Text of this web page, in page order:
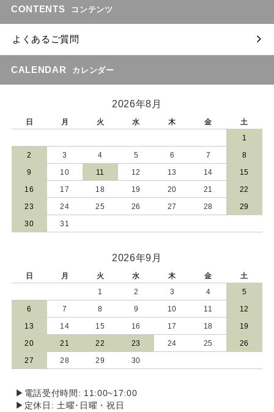
CONTENTS コンテンツ
よくあるご質問
CALENDAR カレンダー
2026年8月
日 月 火 水 木 金
土
1
2 3 4 5 6 7 8
9 10 11 12 13 14 15
16 17 18 19 20 21 22
23 24 25 26 27 28 29
30 31
2026年9月
日 月 火 水 木 金
土
1
2 3 4 5
6 7 8 9 10 11 12
13 14 15 16 17 18 19
20 21 22 23 24 25 26
27 28 29 30
▶電話受付時間: 11:00~17:00
▶定休日: 土曜･日曜・祝日